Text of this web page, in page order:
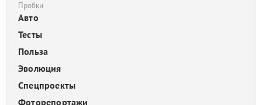
Пробки
Авто
Тесты
Польза
Эволюция
Спецпроекты
Фоторепортажи